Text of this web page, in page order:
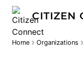
CITIZEN
Home Organizations